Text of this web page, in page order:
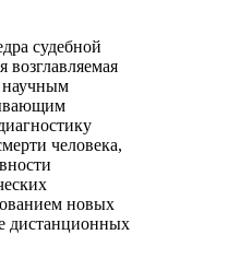
судебной
научным
человека,
новых
дистанционных